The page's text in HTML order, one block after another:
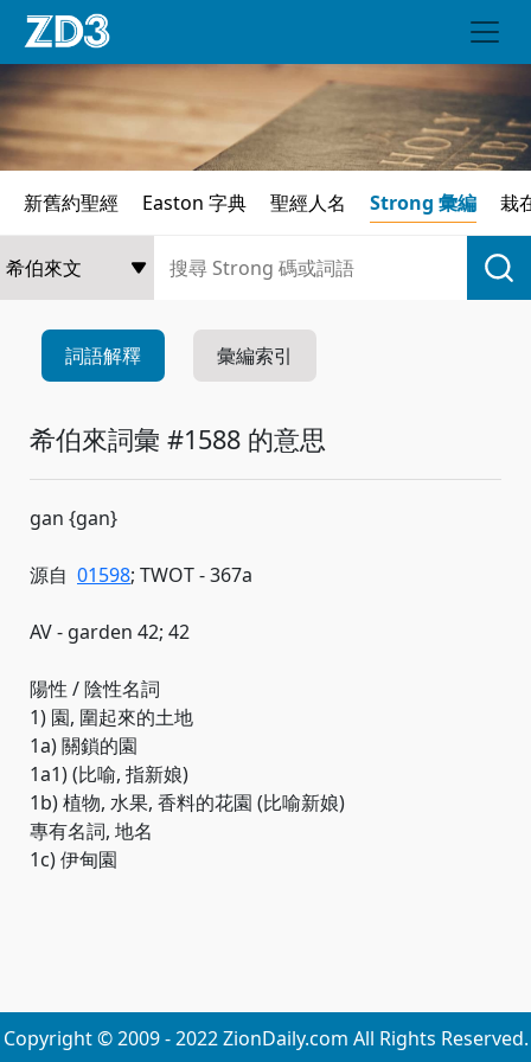
新舊約聖經 Easton 字典 聖經人名 Strong 彙編 栽
詞語解釋 彙編索引
希伯來詞彙 #1588 的意思
gan {gan}
源自 01598; TWOT - 367a
AV - garden 42; 42
陽性 / 陰性名詞
1) 園, 圍起來的土地
1a) 關鎖的園
1a1) (比喻, 指新娘)
1b) 植物, 水果, 香料的花園 (比喻新娘)
專有名詞, 地名
1c) 伊甸園
Copyright © 2009 - 2022 ZionDaily.com All Rights Reserved.